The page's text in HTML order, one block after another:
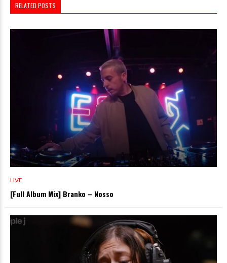
RELATED POSTS
LIVE
[Full Album Mix] Branko – Nosso